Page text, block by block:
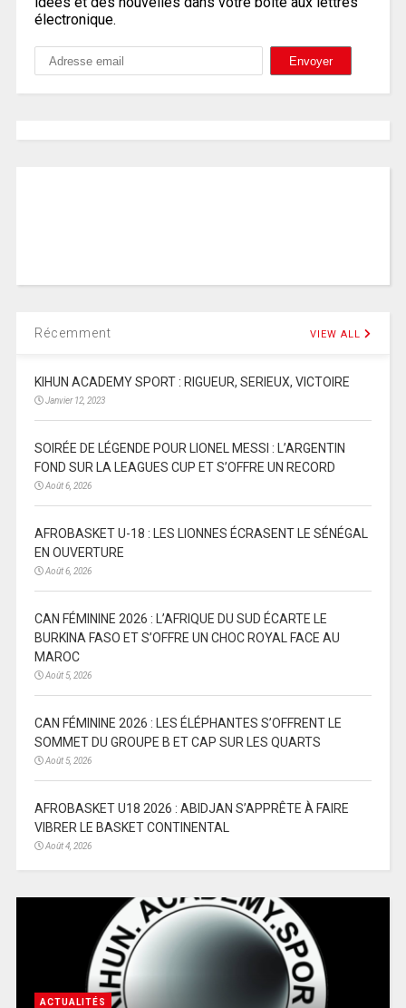
électronique.
Récemment VIEW ALL
KIHUN ACADEMY SPORT : RIGUEUR, SERIEUX, VICTOIRE
Janvier 12, 2023
SOIRÉE DE LÉGENDE POUR LIONEL MESSI : L’ARGENTIN
FOND SUR LA LEAGUES CUP ET S’OFFRE UN RECORD
Août 6, 2026
AFROBASKET U-18 : LES LIONNES ÉCRASENT LE SÉNÉGAL
EN OUVERTURE
Août 6, 2026
CAN FÉMININE 2026 : L’AFRIQUE DU SUD ÉCARTE LE
BURKINA FASO ET S’OFFRE UN CHOC ROYAL FACE AU
MAROC
Août 5, 2026
CAN FÉMININE 2026 : LES ÉLÉPHANTES S’OFFRENT LE
SOMMET DU GROUPE B ET CAP SUR LES QUARTS
Août 5, 2026
AFROBASKET U18 2026 : ABIDJAN S’APPRÊTE À FAIRE
VIBRER LE BASKET CONTINENTAL
Août 4, 2026
ACTUALITÉS